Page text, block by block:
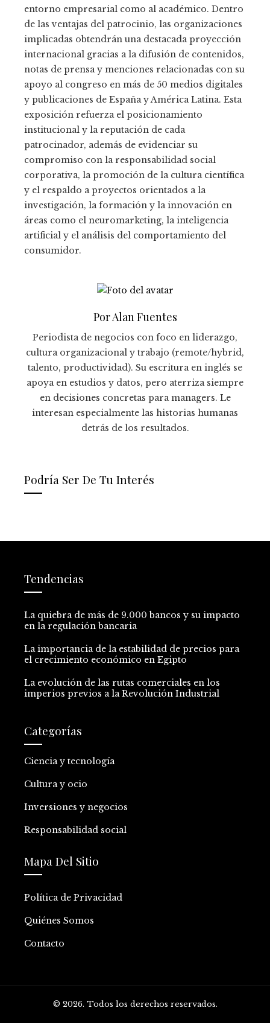
entorno empresarial como al académico. Dentro
de las ventajas del patrocinio, las organizaciones
implicadas obtendrán una destacada proyección
internacional gracias a la difusión de contenidos,
notas de prensa y menciones relacionadas con su
apoyo al congreso en más de 50 medios digitales
y publicaciones de España y América Latina. Esta
exposición refuerza el posicionamiento
institucional y la reputación de cada
patrocinador, además de evidenciar su
compromiso con la responsabilidad social
corporativa, la promoción de la cultura científica
y el respaldo a proyectos orientados a la
investigación, la formación y la innovación en
áreas como el neuromarketing, la inteligencia
artificial y el análisis del comportamiento del
consumidor.
Por Alan Fuentes
Periodista de negocios con foco en liderazgo,
cultura organizacional y trabajo (remote/hybrid,
talento, productividad). Su escritura en inglés se
apoya en estudios y datos, pero aterriza siempre
en decisiones concretas para managers. Le
interesan especialmente las historias humanas
detrás de los resultados.
Podría Ser De Tu Interés
Tendencias
La quiebra de más de 9.000 bancos y su impacto
en la regulación bancaria
La importancia de la estabilidad de precios para
el crecimiento económico en Egipto
La evolución de las rutas comerciales en los
imperios previos a la Revolución Industrial
Categorías
Ciencia y tecnología
Cultura y ocio
Inversiones y negocios
Responsabilidad social
Mapa Del Sitio
Política de Privacidad
Quiénes Somos
Contacto
© 2026. Todos los derechos reservados.